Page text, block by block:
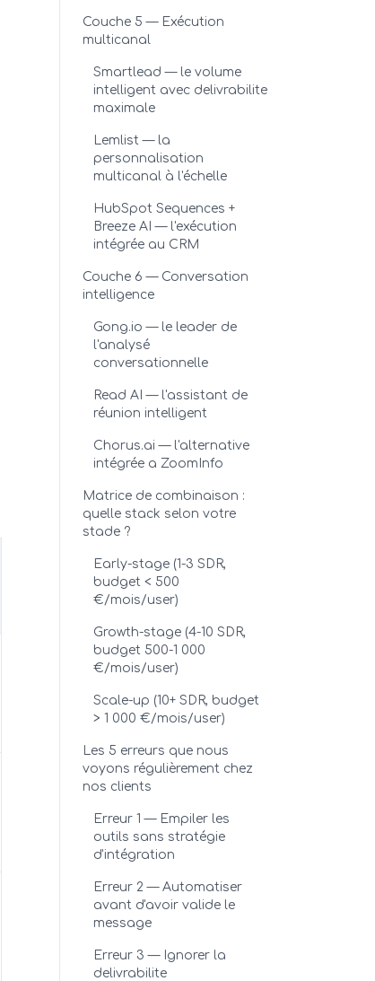
Couche 5 — Exécution
multicanal
Smartlead — le volume
intelligent avec delivrabilite
maximale
Lemlist — la
personnalisation
multicanal à l'échelle
HubSpot Sequences +
Breeze AI — l'exécution
intégrée au CRM
Couche 6 — Conversation
intelligence
Gong.io — le leader de
l'analysé
conversationnelle
Read AI — l'assistant de
réunion intelligent
Chorus.ai — l'alternative
intégrée a ZoomInfo
Matrice de combinaison :
quelle stack selon votre
stade ?
Early-stage (1-3 SDR,
budget < 500
€/mois/user)
Growth-stage (4-10 SDR,
budget 500-1 000
€/mois/user)
Scale-up (10+ SDR, budget
> 1 000 €/mois/user)
Les 5 erreurs que nous
voyons régulièrement chez
nos clients
Erreur 1 — Empiler les
outils sans stratégie
d'intégration
Erreur 2 — Automatiser
avant d'avoir valide le
message
Erreur 3 — Ignorer la
delivrabilite